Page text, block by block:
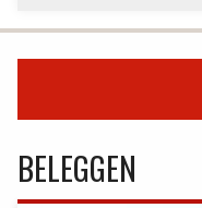
BELEGGEN